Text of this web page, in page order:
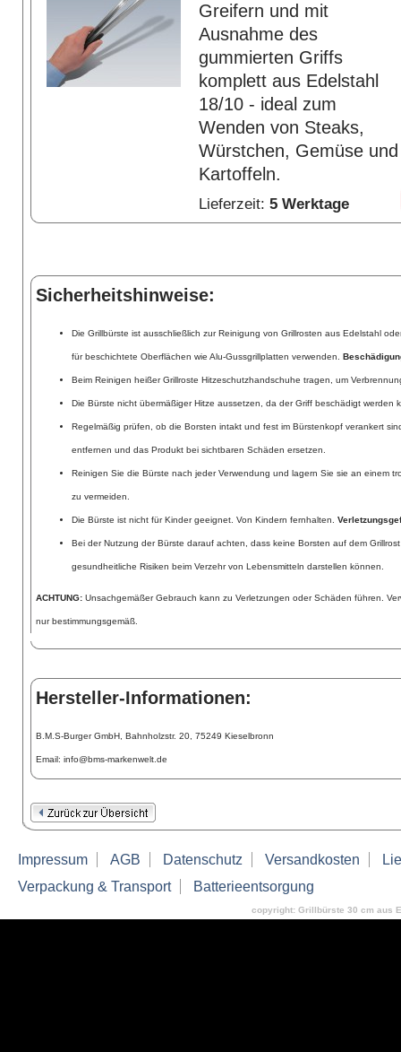
Greifern und mit
Ausnahme des
gummierten Griffs
komplett aus Edelstahl
18/10 - ideal zum
Wenden von Steaks,
Würstchen, Gemüse und
Kartoffeln.
Lieferzeit: 5 Werktage
Sicherheitshinweise:
Die Grillbürste ist ausschließlich zur Reinigung von Grillrosten aus Edelstahl
für beschichtete Oberflächen wie Alu-Gussgrillplatten verwenden.
Beim Reinigen heißer Grillroste Hitzeschutzhandschuhe tragen, um
Die Bürste nicht übermäßiger Hitze aussetzen, da der Griff beschädigt werden
Regelmäßig prüfen, ob die Borsten intakt und fest im Bürstenkopf verankert
entfernen und das Produkt bei sichtbaren Schäden ersetzen.
Reinigen Sie die Bürste nach jeder Verwendung und lagern Sie sie an einem
zu vermeiden.
Die Bürste ist nicht für Kinder geeignet. Von Kindern fernhalten.
Bei der Nutzung der Bürste darauf achten, dass keine Borsten auf dem
gesundheitliche Risiken beim Verzehr von Lebensmitteln darstellen können.
ACHTUNG: Unsachgemäßer Gebrauch kann zu Verletzungen oder Schäden führen.
nur bestimmungsgemäß.
Hersteller-Informationen:
B.M.S-Burger GmbH, Bahnholzstr. 20, 75249 Kieselbronn
Email: info@bms-markenwelt.de
Impressum AGB Datenschutz Versandkosten
Verpackung & Transport
Batterieentsorgung
copyright: Grillbürste 30 cm aus